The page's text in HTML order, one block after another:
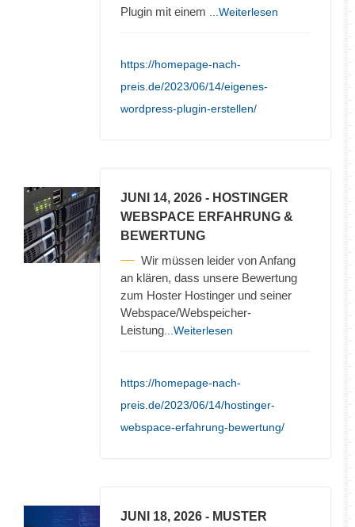
Plugin mit einem
...Weiterlesen
https://homepage-nach-
preis.de/2023/06/14/eigenes-
wordpress-plugin-erstellen/
JUNI 14, 2026 - HOSTINGER
WEBSPACE ERFAHRUNG &
BEWERTUNG
Wir müssen leider von Anfang
an klären, dass unsere Bewertung
zum Hoster Hostinger und seiner
Webspace/Webspeicher-
Leistung ...Weiterlesen
https://homepage-nach-
preis.de/2023/06/14/hostinger-
webspace-erfahrung-bewertung/
JUNI 18, 2026 - MUSTER